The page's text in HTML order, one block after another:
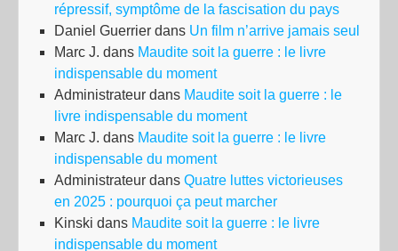
répressif, symptôme de la fascisation du pays
Daniel Guerrier dans Un film n’arrive jamais seul
Marc J. dans Maudite soit la guerre : le livre
indispensable du moment
Administrateur dans Maudite soit la guerre : le
livre indispensable du moment
Marc J. dans Maudite soit la guerre : le livre
indispensable du moment
Administrateur dans Quatre luttes victorieuses
en 2025 : pourquoi ça peut marcher
Kinski dans Maudite soit la guerre : le livre
indispensable du moment